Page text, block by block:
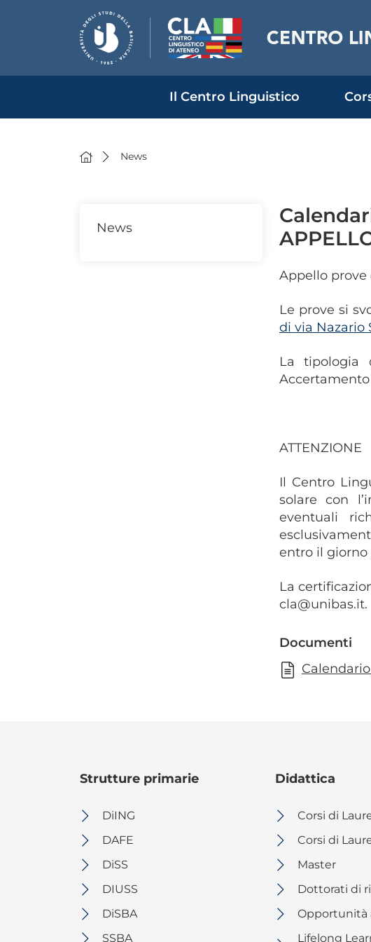
Il Centro Linguistico
News
Appello prove
Le prove si
di via Nazario
La tipologia
ATTENZIONE
Il Centro
solare con
eventuali
entro il giorno
La
cla@unibas.it.
Documenti
News
Strutture primarie
DiING
DAFE
DiSS
DIUSS
DiSBA
SSBA
Didattica
Corsi di
Corsi di
Master
Dottorati di
Opportunità
Lifelong